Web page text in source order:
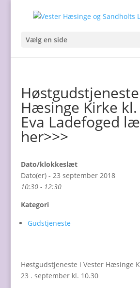
Vælg en side
Hæsinge Kirke kl.
Eva Ladefoged
her>>>
Dato/klokkeslæt
Dato(er) - 23 september 2018
10:30 - 12:30
Kategori
Gudstjeneste
Høstgudstjeneste i Vester Hæsinge
23 . september kl. 10.30